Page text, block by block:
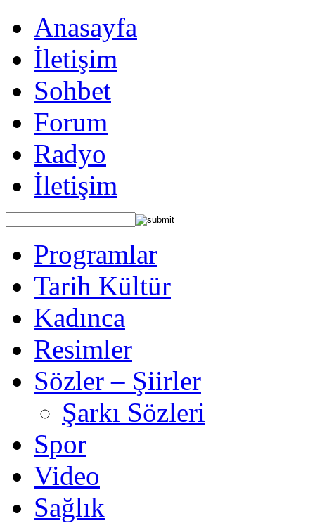
Anasayfa
İletişim
Sohbet
Forum
Radyo
İletişim
Programlar
Tarih Kültür
Kadınca
Resimler
Sözler – Şiirler
Şarkı Sözleri
Spor
Video
Sağlık